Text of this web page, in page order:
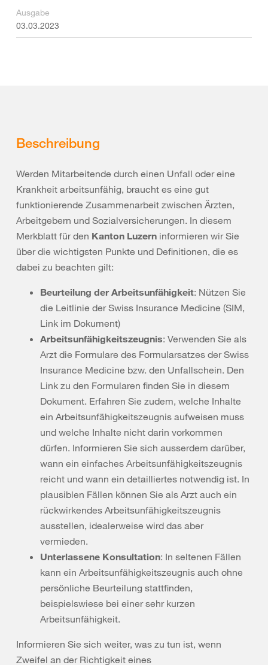
Ausgabe
03.03.2023
Beschreibung
Werden Mitarbeitende durch einen Unfall oder eine
Krankheit arbeitsunfähig, braucht es eine gut
funktionierende Zusammenarbeit zwischen Ärzten,
Arbeitgebern und Sozialversicherungen. In diesem
Merkblatt für den Kanton Luzern informieren wir Sie
über die wichtigsten Punkte und Definitionen, die es
dabei zu beachten gilt:
Beurteilung der Arbeitsunfähigkeit: Nützen Sie
die Leitlinie der Swiss Insurance Medicine (SIM,
Link im Dokument)
Arbeitsunfähigkeitszeugnis: Verwenden Sie als
Arzt die Formulare des Formularsatzes der Swiss
Insurance Medicine bzw. den Unfallschein. Den
Link zu den Formularen finden Sie in diesem
Dokument. Erfahren Sie zudem, welche Inhalte
ein Arbeitsunfähigkeitszeugnis aufweisen muss
und welche Inhalte nicht darin vorkommen
dürfen. Informieren Sie sich ausserdem darüber,
wann ein einfaches Arbeitsunfähigkeitszeugnis
reicht und wann ein detailliertes notwendig ist. In
plausiblen Fällen können Sie als Arzt auch ein
rückwirkendes Arbeitsunfähigkeitszeugnis
ausstellen, idealerweise wird das aber
vermieden.
Unterlassene Konsultation: In seltenen Fällen
kann ein Arbeitsunfähigkeitszeugnis auch ohne
persönliche Beurteilung stattfinden,
beispielswiese bei einer sehr kurzen
Arbeitsunfähigkeit.
Informieren Sie sich weiter, was zu tun ist, wenn
Zweifel an der Richtigkeit eines